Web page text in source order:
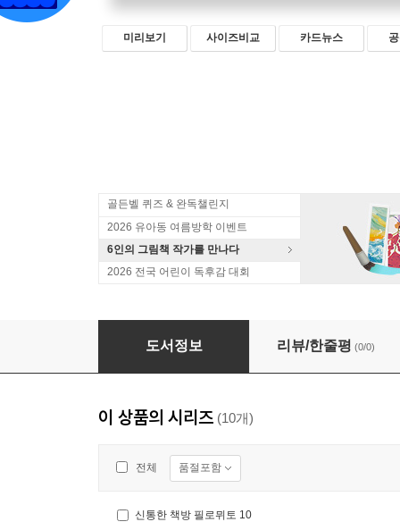
미리보기 사이즈비교 카드뉴스
골든벨 퀴즈 & 완독챌린지
2026 유아동 여름방학 이벤트
6인의 그림책 작가를 만나다
2026 전국 어린이 독후감 대회
신통한 책방 필로뮈토 8
도서정보 리뷰/한줄평 (0/0)
이 상품의 시리즈 (10개)
전체 품절포함
신통한 책방 필로뮈토 10